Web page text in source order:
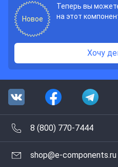
Новое
Теперь вы
на этот
Хочу
8 (800) 770-7444
shop@e-components.ru